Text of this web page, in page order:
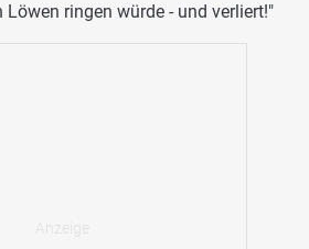
ringen würde - und verliert!"